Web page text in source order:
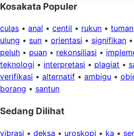
Kosakata Populer
culas • anal • centil • rukun • tuman
ulung • sun • orientasi • signifikan •
peluh • puan • rekonsiliasi •
teknologi • interpretasi • plagiat •
verifikasi • alternatif • ambigu •
borang • santun
Sedang Dilihat
vibrasi • deksa • uroskopi • ka •